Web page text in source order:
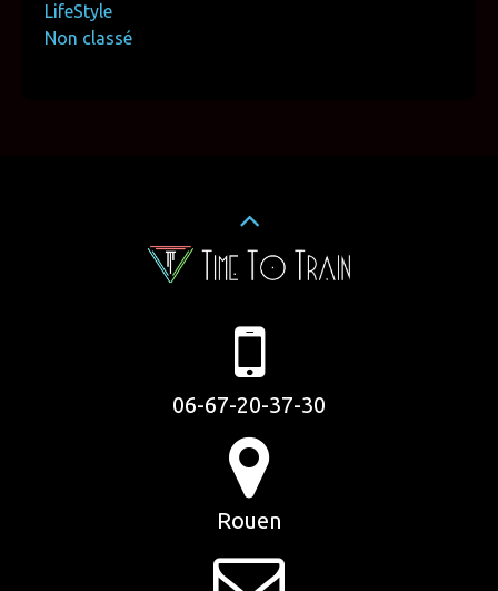
LifeStyle
Non classé
06-67-20-37-30
Rouen